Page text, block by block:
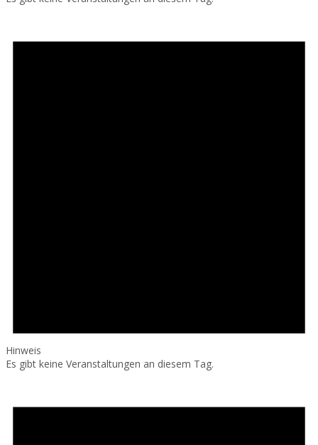
Hinweis
Es gibt keine Veranstaltungen an diesem Tag.